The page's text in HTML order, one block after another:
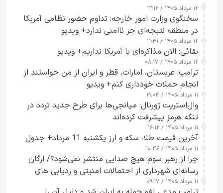
۱۲ مرداد ۱۴۰۵ / ۱۲:۱۲
سخنگوی وزارت امور خارجه: تداوم حضور نظامی آمریکا
در منطقه نتیجه‌ای جز ناامنی ندارد+ ویدیو
۱۲ مرداد ۱۴۰۵ / ۱۱:۴۱
بقائی: الان مذاکره‌ای با آمریکا نداریم+ ویدیو
۱۲ مرداد ۱۴۰۵ / ۰۸:۱۷
ترامپ: عربستان، امارات، قطر و ایران از من خواستند از
انجام حملات خودداری کنم+ ویدیو
۱۱ مرداد ۱۴۰۵ / ۱۹:۰۴
وال‌استریت ژورنال: میانجی‌ها برای طرح جدید تردد در
تنگه هرمز پیشرفت کرده‌اند
۱۱ مرداد ۱۴۰۵ / ۱۶:۱۲
آخرین قیمت طلا، سکه و ارز یکشنبه 11 مرداد+ جدول
۱۱ مرداد ۱۴۰۵ / ۱۰:۴۶
چرا از رهبر سوم هیچ صدایی منتشر نمی‌شود؟/ ارگان
رسانه‌ای شهرداری از احتمالات امنیتی و ردیابی های
جاسوسی گفت
۱۱ مرداد ۱۴۰۵ / ۰۹:۱۷